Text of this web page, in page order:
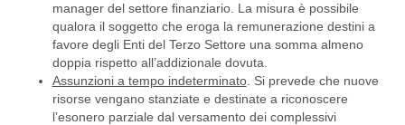
manager del settore finanziario. La misura è possibile
qualora il soggetto che eroga la remunerazione destini a
favore degli Enti del Terzo Settore una somma almeno
doppia rispetto all’addizionale dovuta.
Assunzioni a tempo indeterminato. Si prevede che nuove
risorse vengano stanziate e destinate a riconoscere
l’esonero parziale dal versamento dei complessivi